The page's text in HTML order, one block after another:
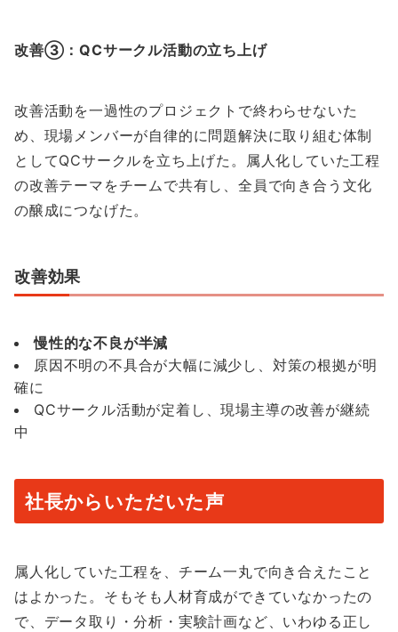
改善③：QCサークル活動の立ち上げ
改善活動を一過性のプロジェクトで終わらせないた
め、現場メンバーが自律的に問題解決に取り組む体制
としてQCサークルを立ち上げた。属人化していた工程
の改善テーマをチームで共有し、全員で向き合う文化
の醸成につなげた。
改善効果
慢性的な不良が半減
原因不明の不具合が大幅に減少し、対策の根拠が明
確に
QCサークル活動が定着し、現場主導の改善が継続
中
社長からいただいた声
属人化していた工程を、チーム一丸で向き合えたこと
はよかった。そもそも人材育成ができていなかったの
で、データ取り・分析・実験計画など、いわゆる正し